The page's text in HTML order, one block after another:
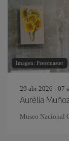
Imagen: Pressmaster
29 abr 2026 - 07
Aurèlia
Museo Nacional